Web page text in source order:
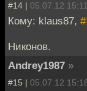
#14 | 05.07.12 15:11
Кому: klaus87,
Никонов.
Andrey1987 »
#15 | 05.07.12